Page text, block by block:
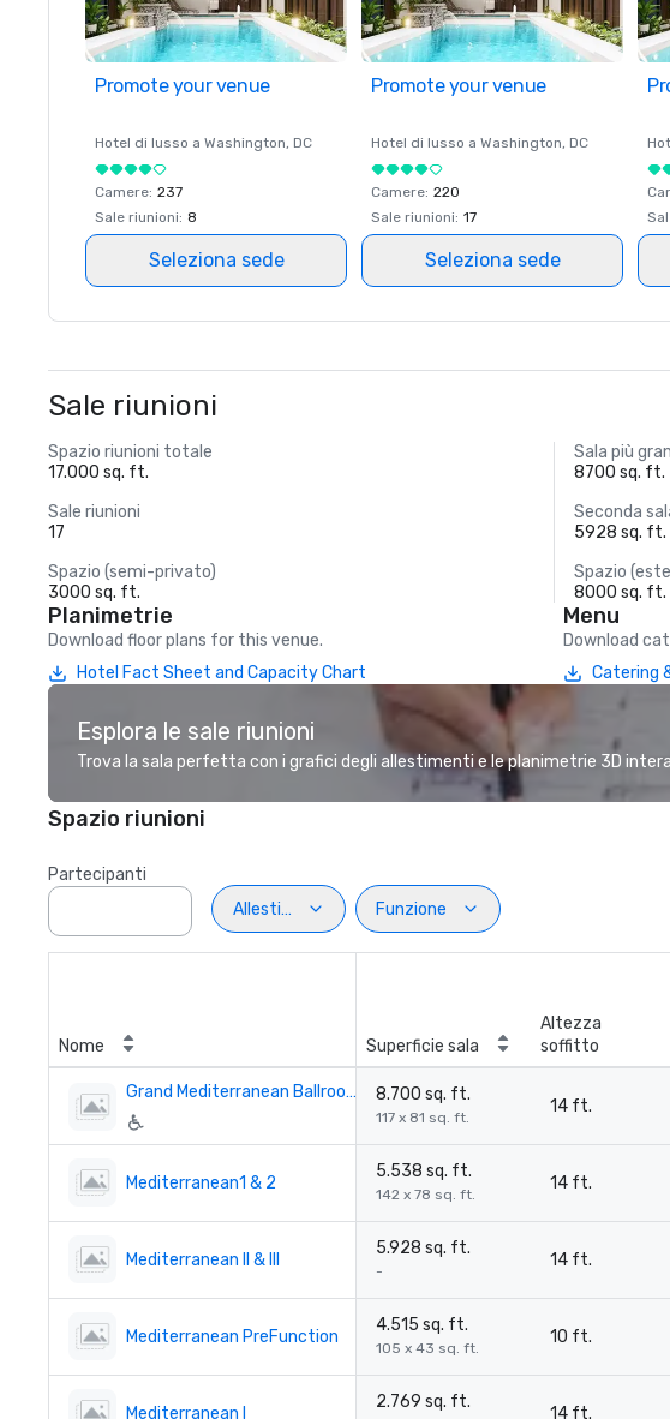
Promote your venue
Hotel di lusso a Washington, DC
Camere: 237
Sale riunioni: 8
Seleziona sede
Promote your venue
Hotel di lusso a Washington, DC
Camere: 220
Sale riunioni: 17
Seleziona sede
Sale riunioni
Spazio riunioni totale
17.000 sq. ft.
Sala più
8700 sq. ft.
Sale riunioni
17
Seconda
5928 sq. ft.
Spazio (semi-privato)
3000 sq. ft.
Spazio
8000 sq. ft.
Planimetrie
Download floor plans for this venue.
Hotel Fact Sheet and Capacity Chart
Menu
Download
Catering
Esplora le sale riunioni
Trova la sala perfetta con i grafici degli allestimenti e le planimetrie 3D
Spazio riunioni
Partecipanti
Allestimento
Funzione
Nome Superficie sala
Altezza
soffitto
Grand Mediterranean Ballroom 8.700 sq. ft.
117 x 81 sq. ft.
14 ft.
Mediterranean1 & 2
5.538 sq. ft.
142 x 78 sq. ft.
14 ft.
Mediterranean II & III
5.928 sq. ft.
-
14 ft.
Mediterranean PreFunction
4.515 sq. ft.
105 x 43 sq. ft.
10 ft.
Mediterranean I
2.769 sq. ft.
14 ft.